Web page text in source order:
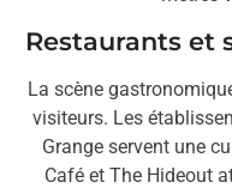
Restaurants et
La scène
visiteurs. Les
Grange servent une
Café et The Hideout